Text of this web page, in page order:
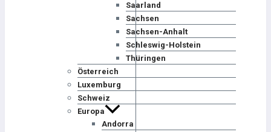
Saarland
Sachsen
Sachsen-Anhalt
Schleswig-Holstein
Thüringen
Österreich
Luxemburg
Schweiz
Europa
Andorra